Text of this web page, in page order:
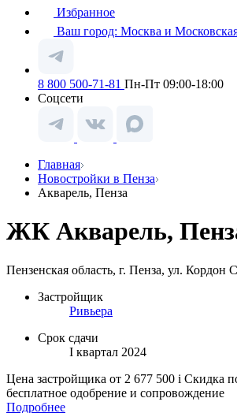
Избранное
Ваш город: Москва и
8 800 500-71-81 Пн-Пт 09:00-18:00
Соцсети
Главная
Новостройки в Пенза
Акварель, Пенза
ЖК Акварель,
Пензенская область, г. Пенза, ул. Кордон
Застройщик
Ривьера
Срок сдачи
I квартал 2024
Цена застройщика от 2 677 500 i Скидка
бесплатное одобрение и сопровождение
Подробнее